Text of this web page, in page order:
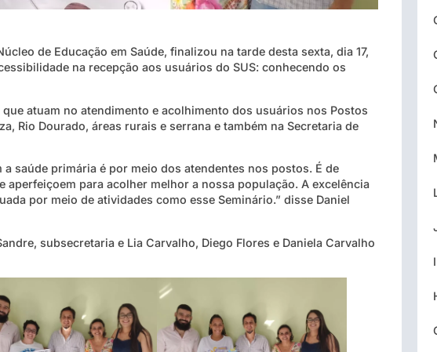
de Educação em Saúde, finalizou na tarde desta sexta, dia 17,
na recepção aos usuários do SUS: conhecendo os
atuam no atendimento e acolhimento dos usuários nos Postos
Rio Dourado, áreas rurais e serrana e também na Secretaria de
saúde primária é por meio dos atendentes nos postos. É de
para acolher melhor a nossa população. A excelência
por meio de atividades como esse Seminário.” disse Daniel
subsecretaria e Lia Carvalho, Diego Flores e Daniela Carvalho